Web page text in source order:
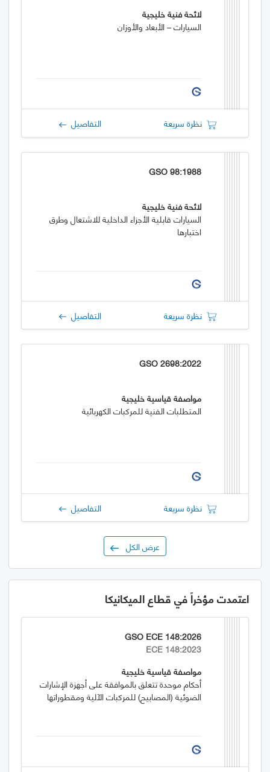
لائحة فنية خليجية
السيارات – الأبعاد والأوزان
نظرة سريعة التفاصيل
GSO 98:1988
لائحة فنية خليجية
السيارات قابلية الأجزاء الداخلية للاشتعال وطرق
اختبارها
نظرة سريعة التفاصيل
GSO 2698:2022
مواصفة قياسية خليجية
المتطلبات الفنية للمركبات الكهربائية
نظرة سريعة التفاصيل
عرض الكل
اعتمدت مؤخراً في قطاع الميكانيكا
GSO ECE 148:2026
ECE 148:2023
مواصفة قياسية خليجية
أحكام موحدة تتعلق بالموافقة على أجهزة الإشارات
الضوئية (المصابيح) للمركبات الآلية ومقطوراتها